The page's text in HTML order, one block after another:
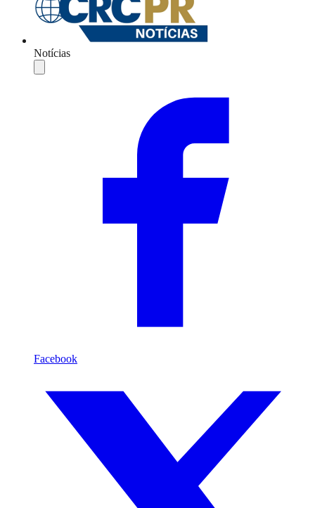
Notícias
Compartilhar
Facebook